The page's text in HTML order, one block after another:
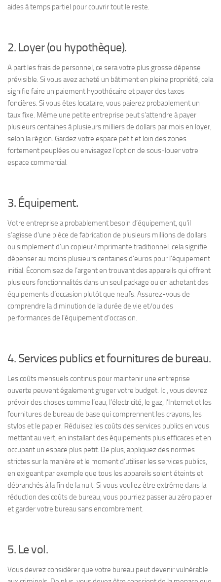
aides à temps partiel pour couvrir tout le reste.
2. Loyer (ou hypothèque).
A part les frais de personnel, ce sera votre plus grosse dépense
prévisible. Si vous avez acheté un bâtiment en pleine propriété, cela
signifie faire un paiement hypothécaire et payer des taxes
foncières. Si vous êtes locataire, vous paierez probablement un
taux fixe. Même une petite entreprise peut s’attendre à payer
plusieurs centaines à plusieurs milliers de dollars par mois en loyer,
selon la région. Gardez votre espace petit et loin des zones
fortement peuplées ou envisagez l’option de sous-louer votre
espace commercial.
3. Équipement.
Votre entreprise a probablement besoin d’équipement, qu’il
s’agisse d’une pièce de fabrication de plusieurs millions de dollars
ou simplement d’un copieur/imprimante traditionnel. cela signifie
dépenser au moins plusieurs centaines d’euros pour l’équipement
initial. Économisez de l’argent en trouvant des appareils qui offrent
plusieurs fonctionnalités dans un seul package ou en achetant des
équipements d’occasion plutôt que neufs. Assurez-vous de
comprendre la diminution de la durée de vie et/ou des
performances de l’équipement d’occasion.
4. Services publics et fournitures de bureau.
Les coûts mensuels continus pour maintenir une entreprise
ouverte peuvent également gruger votre budget. Ici, vous devrez
prévoir des choses comme l’eau, l’électricité, le gaz, l’Internet et les
fournitures de bureau de base qui comprennent les crayons, les
stylos et le papier. Réduisez les coûts des services publics en vous
mettant au vert, en installant des équipements plus efficaces et en
occupant un espace plus petit. De plus, appliquez des normes
strictes sur la manière et le moment d’utiliser les services publics,
en exigeant par exemple que tous les appareils soient éteints et
débranchés à la fin de la nuit. Si vous vouliez être extrême dans la
réduction des coûts de bureau, vous pourriez passer au zéro papier
et garder votre bureau sans encombrement.
5. Le vol.
Vous devrez considérer que votre bureau peut devenir vulnérable